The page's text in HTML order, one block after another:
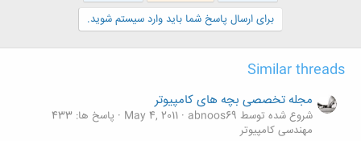
برای ارسال پاسخ شما باید وارد سیستم شوید.
Similar threads
مجله تخصصی بچه های کامپیوتر
شروع شده توسط abnoos69 May 4, 2011
پاسخ ها: 433
مهندسی کامپیوتر